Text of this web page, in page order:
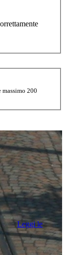
massimo 200
Leggi le